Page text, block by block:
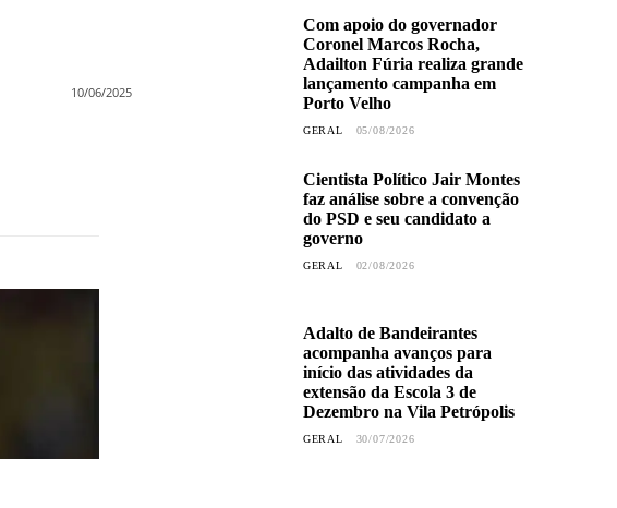
10/06/2025
Com apoio do governador
Coronel Marcos Rocha,
Adailton Fúria realiza grande
lançamento campanha em
Porto Velho
GERAL 05/08/2026
Cientista Político Jair Montes
faz análise sobre a convenção
do PSD e seu candidato a
governo
GERAL 02/08/2026
Adalto de Bandeirantes
acompanha avanços para
início das atividades da
extensão da Escola 3 de
Dezembro na Vila Petrópolis
GERAL 30/07/2026